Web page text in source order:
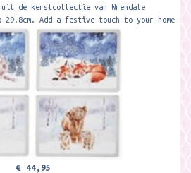
uit de kerstcollectie van Wrendale
29.8cm. Add a festive touch to your home
€ 44,95